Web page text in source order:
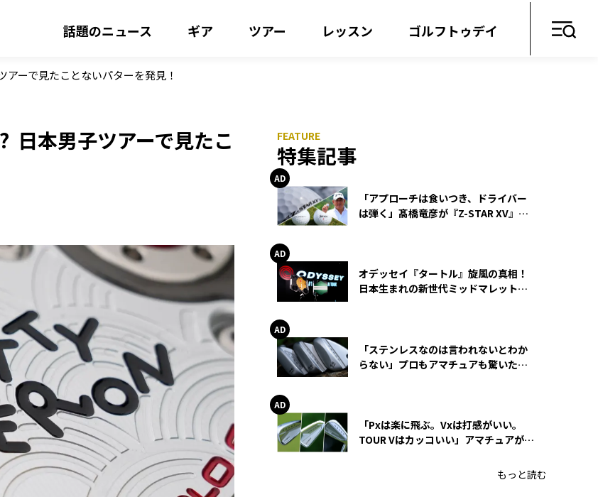
話題のニュース ギア ツアー レッスン ゴルフトゥデイ
ーで見たことないパターを発見！
日本男子ツアーで見たこ
特集記事
「アプローチは食いつき、ドライバー
は弾く」髙橋竜彦が『Z-STAR XV』を
オデッセイ『タートル』旋風の真相！
日本生まれの新世代ミッドマレットが
「ステンレスなのは言われないとわか
らない」プロもアマチュアも驚いた
「Pxは楽に飛ぶ。Vxは打感がいい。
TOUR Vはカッコいい」アマチュアが選
もっと読む